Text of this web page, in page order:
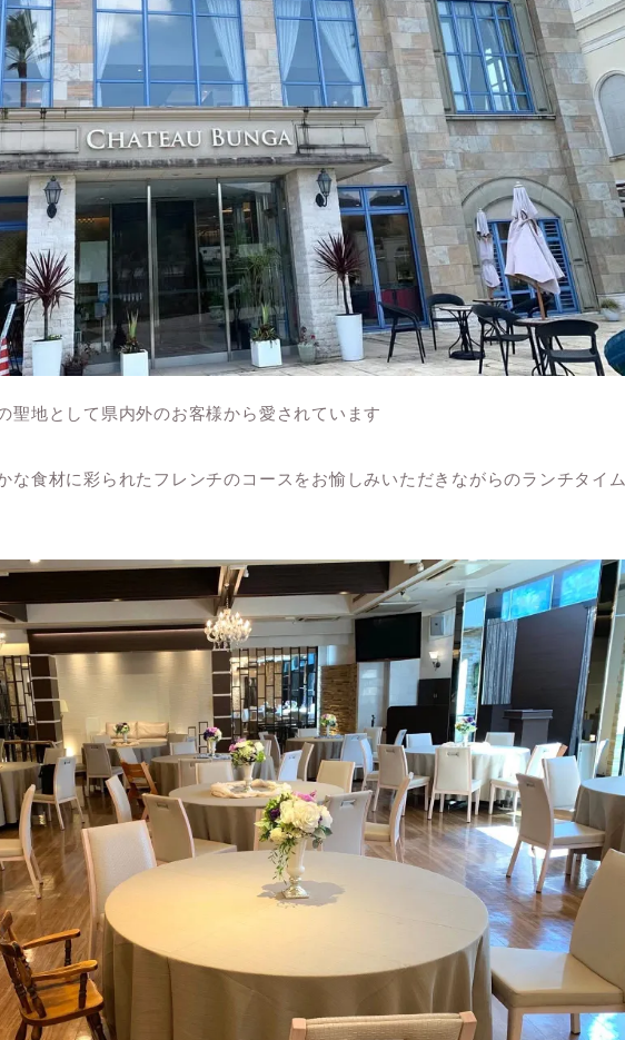
聖地として県内外のお客様から愛されています
な食材に彩られたフレンチのコースをお愉しみいただきながらのランチタイム